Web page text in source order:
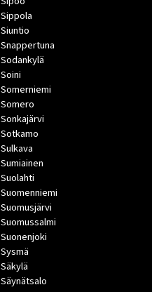
Sippola
Siuntio
Snappertuna
Sodankylä
Soini
Somerniemi
Somero
Sonkajärvi
Sotkamo
Sulkava
Sumiainen
Suolahti
Suomenniemi
Suomusjärvi
Suomussalmi
Suonenjoki
Sysmä
Säkylä
Säynätsalo